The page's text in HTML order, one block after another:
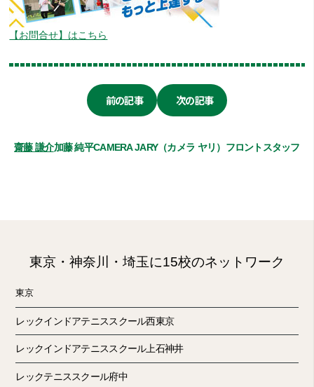
【お問合せ】はこちら
前の記事 次の記事
齋藤 謙介加藤 純平CAMERA JARY（カメラ ヤリ） フロントスタッフ
東京・神奈川・埼玉に15校のネットワーク
東京
レックインドアテニススクール西東京
レックインドアテニススクール上石神井
レックテニススクール府中